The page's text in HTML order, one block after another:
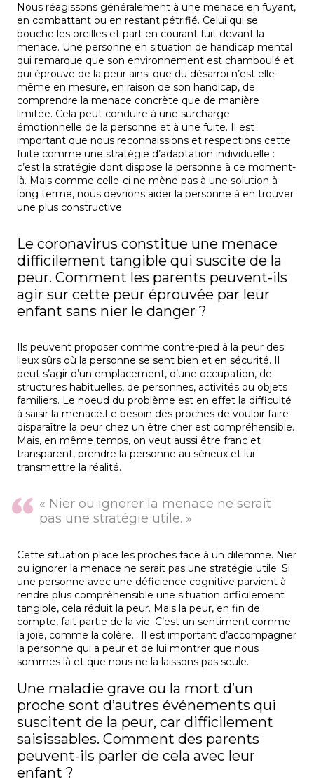
Nous réagissons généralement à une menace en fuyant,
en combattant ou en restant pétrifié. Celui qui se
bouche les oreilles et part en courant fuit devant la
menace. Une personne en situation de handicap mental
qui remarque que son environnement est chamboulé et
qui éprouve de la peur ainsi que du désarroi n’est elle-
même en mesure, en raison de son handicap, de
comprendre la menace concrète que de manière
limitée. Cela peut conduire à une surcharge
émotionnelle de la personne et à une fuite. Il est
important que nous reconnaissions et respections cette
fuite comme une stratégie d’adaptation individuelle :
c’est la stratégie dont dispose la personne à ce moment-
là. Mais comme celle-ci ne mène pas à une solution à
long terme, nous devrions aider la personne à en trouver
une plus constructive.
Le coronavirus constitue une menace
difficilement tangible qui suscite de la
peur. Comment les parents peuvent-ils
agir sur cette peur éprouvée par leur
enfant sans nier le danger ?
Ils peuvent proposer comme contre-pied à la peur des
lieux sûrs où la personne se sent bien et en sécurité. Il
peut s’agir d’un emplacement, d’une occupation, de
structures habituelles, de personnes, activités ou objets
familiers. Le noeud du problème est en effet la difficulté
à saisir la menace.Le besoin des proches de vouloir faire
disparaître la peur chez un être cher est compréhensible.
Mais, en même temps, on veut aussi être franc et
transparent, prendre la personne au sérieux et lui
transmettre la réalité.
« Nier ou ignorer la menace ne serait
pas une stratégie utile. »
Cette situation place les proches face à un dilemme. Nier
ou ignorer la menace ne serait pas une stratégie utile. Si
une personne avec une déficience cognitive parvient à
rendre plus compréhensible une situation difficilement
tangible, cela réduit la peur. Mais la peur, en fin de
compte, fait partie de la vie. C’est un sentiment comme
la joie, comme la colère… Il est important d’accompagner
la personne qui a peur et de lui montrer que nous
sommes là et que nous ne la laissons pas seule.
Une maladie grave ou la mort d’un
proche sont d’autres événements qui
suscitent de la peur, car difficilement
saisissables. Comment des parents
peuvent-ils parler de cela avec leur
enfant ?